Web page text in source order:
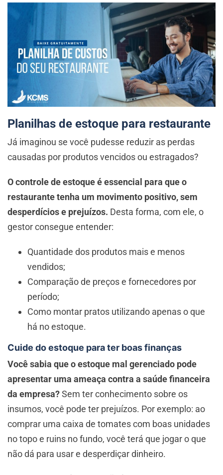
Planilhas de estoque para restaurante
Já imaginou se você pudesse reduzir as perdas
causadas por produtos vencidos ou estragados?
O controle de estoque é essencial para que o
restaurante tenha um movimento positivo, sem
desperdícios e prejuízos. Desta forma, com ele, o
gestor consegue entender:
Quantidade dos produtos mais e menos
vendidos;
Comparação de preços e fornecedores por
período;
Como montar pratos utilizando apenas o que
há no estoque.
Cuide do estoque para ter boas finanças
Você sabia que o estoque mal gerenciado pode
apresentar uma ameaça contra a saúde financeira
da empresa?Sem ter conhecimento sobre os
insumos, você pode ter prejuízos. Por exemplo: ao
comprar uma caixa de tomates com boas unidades
no topo e ruins no fundo, você terá que jogar o que
não dá para usar e desperdiçar dinheiro.